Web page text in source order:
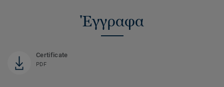
Έγγραφα
Certificate
PDF